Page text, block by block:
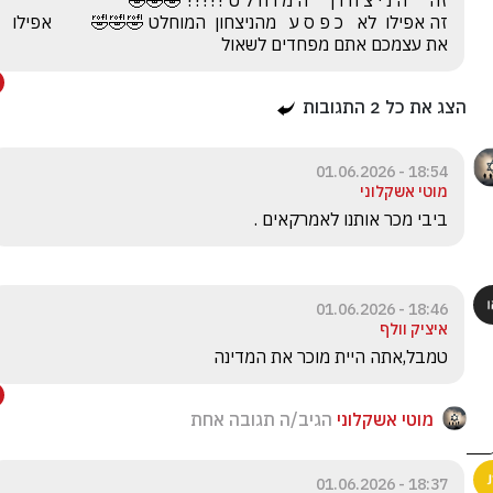
את עצמכם אתם מפחדים לשאול
הצג את כל 2 התגובות
18:54 - 01.06.2026
מוטי אשקלוני
ביבי מכר אותנו לאמרקאים .
18:46 - 01.06.2026
איציק וולף
טמבל,אתה היית מוכר את המדינה
מוטי אשקלוני הגיב/ה תגובה אחת
18:37 - 01.06.2026